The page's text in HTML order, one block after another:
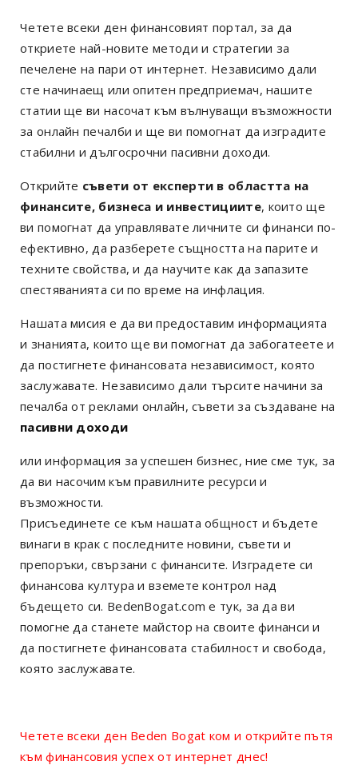
Четете всеки ден финансовият портал, за да
откриете най-новите методи и стратегии за
печелене на пари от интернет. Независимо дали
сте начинаещ или опитен предприемач, нашите
статии ще ви насочат към вълнуващи възможности
за онлайн печалби и ще ви помогнат да изградите
стабилни и дългосрочни пасивни доходи.
Открийте съвети от експерти в областта на
финансите, бизнеса и инвестициите, които ще
ви помогнат да управлявате личните си финанси по-
ефективно, да разберете същността на парите и
техните свойства, и да научите как да запазите
спестяванията си по време на инфлация.
Нашата мисия е да ви предоставим информацията
и знанията, които ще ви помогнат да забогатеете и
да постигнете финансовата независимост, която
заслужавате. Независимо дали търсите начини за
печалба от реклами онлайн, съвети за създаване на
пасивни доходи
или информация за успешен бизнес, ние сме тук, за
да ви насочим към правилните ресурси и
възможности.
Присъединете се към нашата общност и бъдете
винаги в крак с последните новини, съвети и
препоръки, свързани с финансите. Изградете си
финансова култура и вземете контрол над
бъдещето си. BedenBogat.com е тук, за да ви
помогне да станете майстор на своите финанси и
да постигнете финансовата стабилност и свобода,
която заслужавате.
Четете всеки ден Beden Bogat ком и открийте пътя
към финансовия успех от интернет днес!